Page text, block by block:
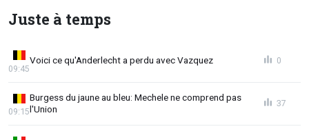
Juste à temps
Voici ce qu'Anderlecht a perdu avec Vazquez
09:45
0
Burgess du jaune au bleu: Mechele ne comprend pas
l'Union
09:15
37